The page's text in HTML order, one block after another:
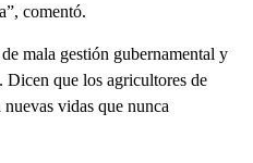
comentó.
mala gestión gubernamental y
que los agricultores de
vidas que nunca